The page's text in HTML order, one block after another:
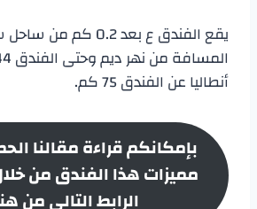
يقع الفندق ع بعد 0.2
أنطاليا عن الفندق 75 كم.
بإمكانكم قراءة مقالنا
مميزات هذا الفندق من
الرابط التالي من